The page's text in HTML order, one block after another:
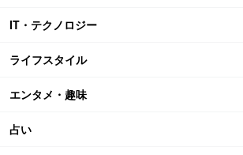
IT・テクノロジー
ライフスタイル
エンタメ・趣味
占い